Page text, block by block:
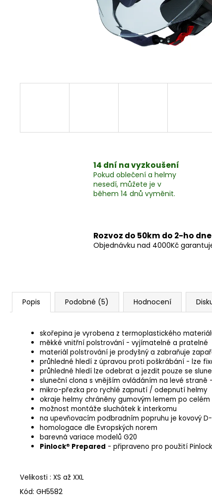
14 dní na vyzkoušení
Pokud oblečení a helmy
nesedí, můžete je v
během 14 dnů vyměnit.
Rozvoz do 50km do 2-ho dne
Objednávku nad 4000Kč
Popis Podobné (5) Hodnocení
skořepina je vyrobena z termoplastického
měkké vnitřní polstrování - vyjímatelné a pratelné
materiál polstrování je prodyšný a zabraňuje
průhledné hledí z úpravou proti poškrábání - lze
průhledné hledí lze odebrat a jezdit pouze se
sluneční clona s vnějším ovládáním na levé
mikro-přezka pro rychlé zapnutí / odepnutí helmy
okraje helmy chráněny gumovým lemem po celém
možnost montáže sluchátek k interkomu
na upevňovacím podbradním popruhu je kovový
homologace dle Evropských norem
barevná variace modelů G20
Pinlock® Prepared - připraveno pro použití
Velikosti : XS až XXL
Kód: GH5582